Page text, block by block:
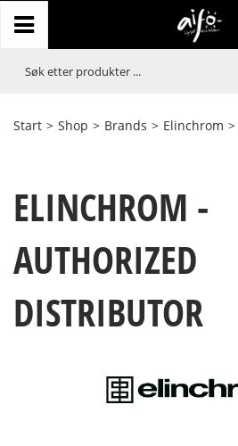
Start > Shop > Brands > Elinchrom >
ELINCHROM -
AUTHORIZED
DISTRIBUTOR